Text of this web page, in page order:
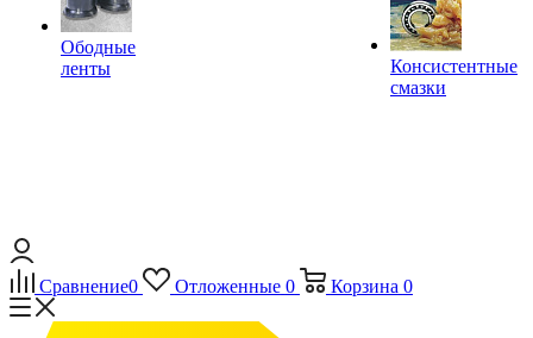
Ободные
ленты
Консистентные
смазки
Сравнение0 Отложенные 0 Корзина 0